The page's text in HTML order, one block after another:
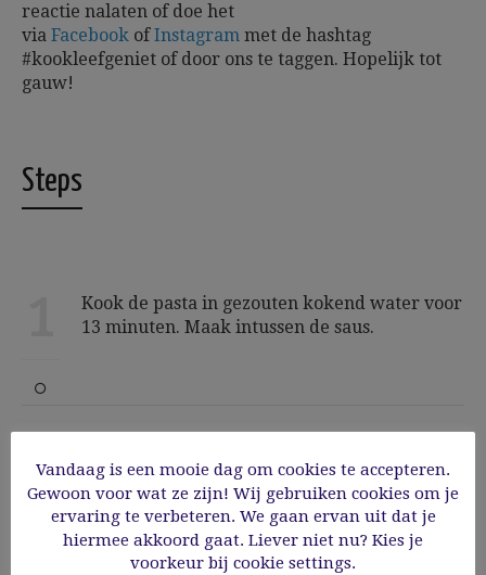
reactie nalaten of doe het
via Facebook ofInstagram met de hashtag
#kookleefgeniet of door ons te taggen. Hopelijk tot
gauw!
Steps
Kook de pasta in gezouten kokend water voor
13 minuten. Maak intussen de saus.
2
Bak de spekblokjes in een scheutje olijfolie,
schep ze uit de pan en bak in de resterende
olie de oesterzwammen en breng op smaak
met peper en zout. Schep ook deze uit de pan.
Doe de knoflookolie in de pan en voeg de
Vandaag is een mooie dag om cookies te accepteren.
Gewoon voor wat ze zijn! Wij gebruiken cookies om je
ervaring te verbeteren. We gaan ervan uit dat je
hiermee akkoord gaat. Liever niet nu? Kies je
voorkeur bij cookie settings.